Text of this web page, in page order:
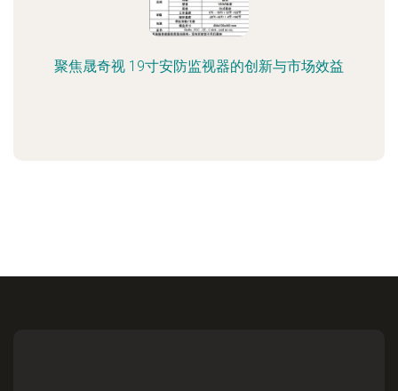
聚焦晟奇视 19寸安防监视器的创新与市场效益